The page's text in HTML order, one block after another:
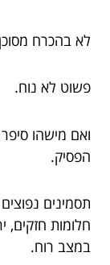
לא בהכרח
פשוט לא נוח.
ואם מישהו
הפסיק.
תסמינים
חלומות חזקים,
במצב רוח.